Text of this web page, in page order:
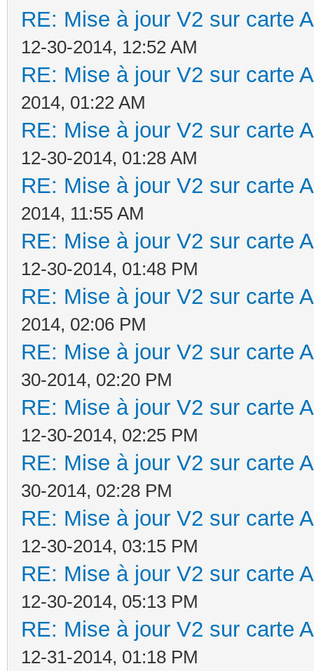
RE: Mise à jour V2 sur carte
12-30-2014, 12:52 AM
RE: Mise à jour V2 sur carte
2014, 01:22 AM
RE: Mise à jour V2 sur carte
12-30-2014, 01:28 AM
RE: Mise à jour V2 sur carte
2014, 11:55 AM
RE: Mise à jour V2 sur carte
12-30-2014, 01:48 PM
RE: Mise à jour V2 sur carte
2014, 02:06 PM
RE: Mise à jour V2 sur carte
30-2014, 02:20 PM
RE: Mise à jour V2 sur carte
12-30-2014, 02:25 PM
RE: Mise à jour V2 sur carte
30-2014, 02:28 PM
RE: Mise à jour V2 sur carte
12-30-2014, 03:15 PM
RE: Mise à jour V2 sur carte
12-30-2014, 05:13 PM
RE: Mise à jour V2 sur carte
12-31-2014, 01:18 PM